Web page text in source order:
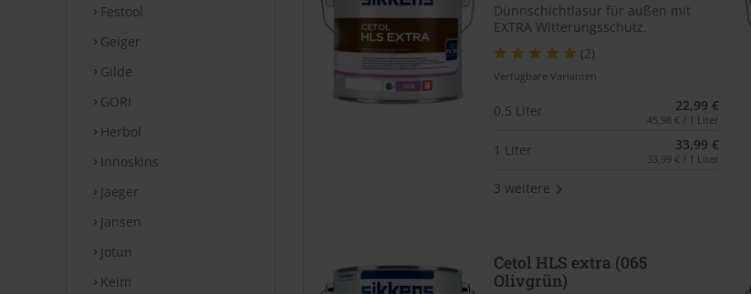
Festool
Geiger
Gilde
GORI
Herbol
Innoskins
Jaeger
Jansen
Jotun
Keim
Dünnschichtlasur für außen mit
EXTRA Witterungsschutz.
(2)
Verfügbare Varianten
0,5 Liter 22,99 €
45,98 € / 1 Liter
1 Liter 33,99 €
33,99 € / 1 Liter
3 weitere
Cetol HLS extra (065
Olivgrün)